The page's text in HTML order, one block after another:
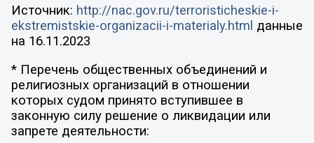
Источник: http://nac.gov.ru/terroristicheskie-i-
ekstremistskie-organizacii-i-materialy.html данные
на 16.11.2023
* Перечень общественных объединений и
религиозных организаций в отношении
которых судом принято вступившее в
законную силу решение о ликвидации или
запрете деятельности: